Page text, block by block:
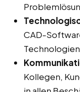
CAD-
Kollegen,